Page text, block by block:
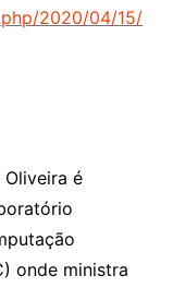
2020/04/15/
Oliveira é
onde ministra